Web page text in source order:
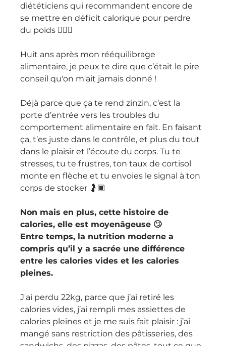
diététiciens qui recommandent encore de
se mettre en déficit calorique pour perdre
du poids 🤦🏽‍♀️
Huit ans après mon rééquilibrage
alimentaire, je peux te dire que c’était le pire
conseil qu'on m'ait jamais donné !
Déjà parce que ça te rend zinzin, c’est la
porte d’entrée vers les troubles du
comportement alimentaire en fait. En faisant
ça, t’es juste dans le contrôle, et plus du tout
dans le plaisir et l’écoute du corps. Tu te
stresses, tu te frustres, ton taux de cortisol
monte en flèche et tu envoies le signal à ton
corps de stocker 🤰🏾
Non mais en plus, cette histoire de
calories, elle est moyenâgeuse 🙄
Entre temps, la nutrition moderne a
compris qu’il y a sacrée une différence
entre les calories vides et les calories
pleines.
J'ai perdu 22kg, parce que j’ai retiré les
calories vides, j’ai rempli mes assiettes de
calories pleines et je me suis fait plaisir : j’ai
mangé sans restriction des pâtisseries, des